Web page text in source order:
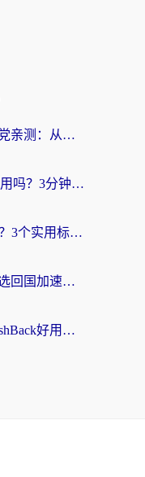
如何翻墙到中国免费？海外党亲测：从踩坑到选对加速器的全攻略
海外党必看：云极和Bling好用吗？3分钟教你选对回国加速器
从澳门用什么VPN访问国内？3个实用标准帮你避开坑，无缝刷剧听歌
穿梭和银河哪个好？海外党选回国加速器的避坑指南，附番茄加速器实测体验
海外党必看：ChickCN和FlashBack好用吗？3招教你选对回国加速器（附云极、HomeCN、斧牛vs艾果对比）